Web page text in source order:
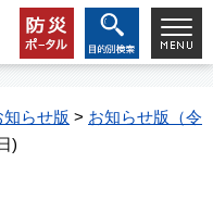
知らせ版 > お知らせ版（令
)